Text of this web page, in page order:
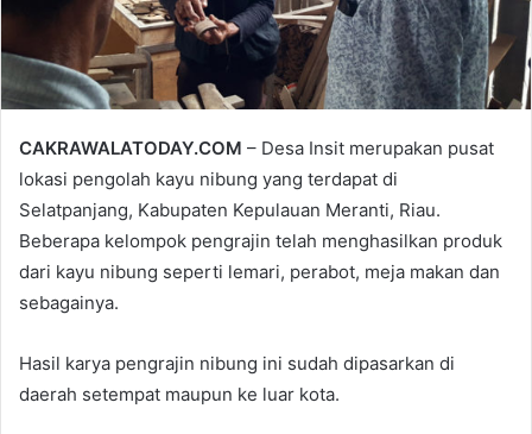
CAKRAWALATODAY.COM – Desa Insit merupakan pusat
lokasi pengolah kayu nibung yang terdapat di
Selatpanjang, Kabupaten Kepulauan Meranti, Riau.
Beberapa kelompok pengrajin telah menghasilkan produk
dari kayu nibung seperti lemari, perabot, meja makan dan
sebagainya.
Hasil karya pengrajin nibung ini sudah dipasarkan di
daerah setempat maupun ke luar kota.